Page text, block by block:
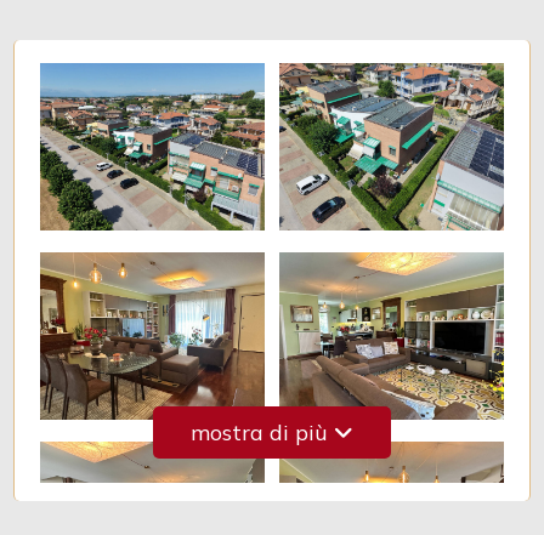
mostra di più
Posto auto/Box
Balcone/Terrazzo
Ascensore
Arredato
Nuova costruzione
Lusso